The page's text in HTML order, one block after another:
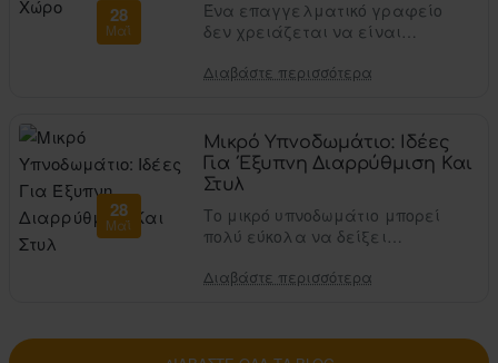
28
Μαΐ
Ένα επαγγελματικό γραφείο
δεν χρειάζεται να είναι
σοβαρό. Μπορεί να είναι
Διαβάστε περισσότερα
28
Μαΐ
Μικρό Υπνοδωμάτιο: Ιδέες
Για Έξυπνη Διαρρύθμιση Και
Στυλ
Το μικρό υπνοδωμάτιο μπορεί
πολύ εύκολα να δείξει
κρεβάτι, μια ντουλάπα που δεν
Διαβάστε περισσότερα